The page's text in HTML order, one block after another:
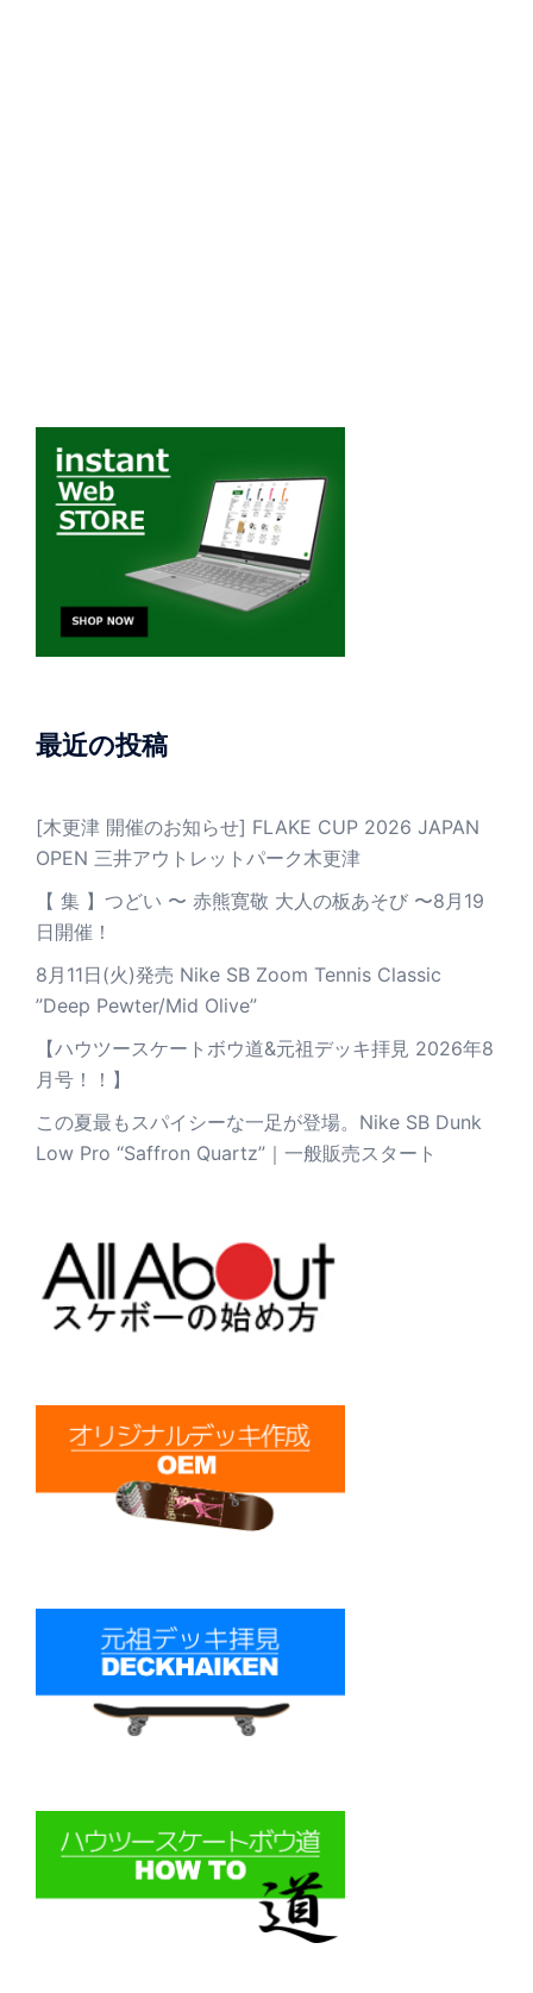
最近の投稿
[木更津 開催のお知らせ] FLAKE CUP 2026 JAPAN
OPEN 三井アウトレットパーク木更津
【 集 】つどい 〜 赤熊寛敬 大人の板あそび 〜8月19
日開催！
8月11日(火)発売 Nike SB Zoom Tennis Classic
”Deep Pewter/Mid Olive”
【ハウツースケートボウ道&元祖デッキ拝見 2026年8
月号！！】
この夏最もスパイシーな一足が登場。Nike SB Dunk
Low Pro “Saffron Quartz”｜一般販売スタート